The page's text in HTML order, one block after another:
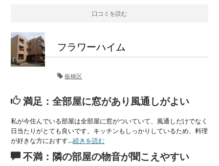
口コミを読む
フラワーハイム
板橋区
満足：全部屋に窓があり風通しがよい
私が今住んでいる部屋は全部屋に窓がついていて、風通しだけでなく
日当たりがとても良いです。キッチンもしっかりしているため、料理
が好きな方におすす…続きを読む
不満：隣の部屋の物音が聞こえやすい